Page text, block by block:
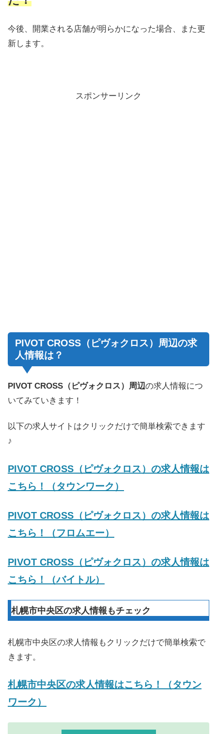
今後、開業される店舗が明らかになった場合、また更
新します。
スポンサーリンク
PIVOT CROSS（ピヴォクロス）周辺の求
人情報は？
PIVOT CROSS（ピヴォクロス）周辺の求人情報につ
いてみていきます！
以下の求人サイトはクリックだけで簡単検索できます
♪
PIVOT CROSS（ピヴォクロス）の求人情報は
こちら！（タウンワーク）
PIVOT CROSS（ピヴォクロス）の求人情報は
こちら！（フロムエー）
PIVOT CROSS（ピヴォクロス）の求人情報は
こちら！（バイトル）
札幌市中央区の求人情報もチェック
札幌市中央区の求人情報もクリックだけで簡単検索で
きます。
札幌市中央区の求人情報はこちら！（タウン
ワーク）